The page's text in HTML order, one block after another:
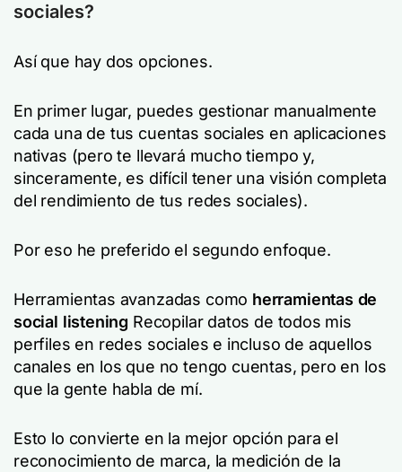
sociales?
Así que hay dos opciones.
En primer lugar, puedes gestionar manualmente
cada una de tus cuentas sociales en aplicaciones
nativas (pero te llevará mucho tiempo y,
sinceramente, es difícil tener una visión completa
del rendimiento de tus redes sociales).
Por eso he preferido el segundo enfoque.
Herramientas avanzadas como herramientas de
social listening Recopilar datos de todos mis
perfiles en redes sociales e incluso de aquellos
canales en los que no tengo cuentas, pero en los
que la gente habla de mí.
Esto lo convierte en la mejor opción para el
reconocimiento de marca, la medición de la